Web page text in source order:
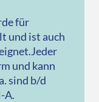
für
und ist auch
und kann
sind b/d
A.